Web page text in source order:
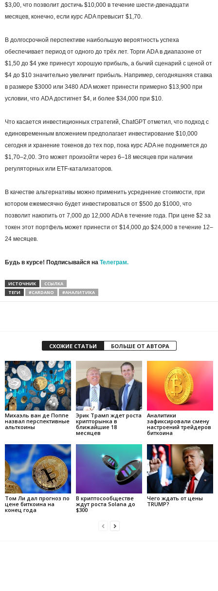
$3,00, что позволит достичь $10,000 в течение шести-двенадцати
месяцев, конечно, если курс ADA превысит $1,70.
В долгосрочной перспективе наибольшую вероятность успеха
обеспечивает период от одного до трёх лет. Торги ADA в диапазоне от
$1,50 до $4 уже принесут хорошую прибыль, а бычий сценарий с ценой от
$4 до $10 значительно увеличит прибыль. Например, сегодняшняя ставка
в размере $3000 или 3480 ADA может принести примерно $13,900 при
условии, что ADA достигнет $4, и более $34,000 при $10.
Что касается инвестиционных стратегий, ChatGPT отметил, что подход с
единовременным вложением предполагает инвестирование $10,000
сегодня и хранение токенов до тех пор, пока курс ADA не поднимется до
$1,70–2,00. Это может произойти через 6–18 месяцев при наличии
регуляторных или ETF-катализаторов.
В качестве альтернативы можно применить усреднение стоимости, при
котором ежемесячно будет инвестироваться от $500 до $1000, что
позволит накопить от 7,000 до 12,000 ADA в течение года. При цене $2 за
токен этот портфель может принести от $14,000 до $24,000 в течение 12–
24 месяцев.
Будь в курсе! Подписывайся на Телеграм.
ИСТОЧНИК
ССЫЛКА
ТЕГИ
#CARDANO #АНАЛИТИКА
СХОЖИЕ СТАТЬИ БОЛЬШЕ ОТ АВТОРА
Михаэль ван де Поппе
назвал перспективные
альткоины
Эрик Трамп ждет роста
крипторынка в
ближайшие 18
месяцев
Аналитики
зафиксировали смену
настроений трейдеров
биткоина
Том Ли дал прогноз по
цене биткоина на
конец года
В криптосообществе
ждут роста Solana до
$300
Чего ждать от цены
TRUMP?